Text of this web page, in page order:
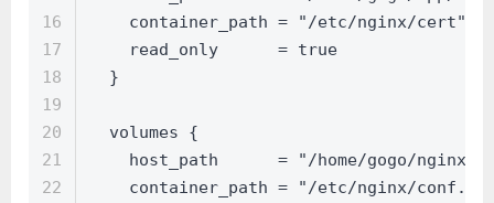
16
17
18
19
20
21
22
    container_path = "/etc/nginx/cert"
    read_only      = true
  }
  volumes {
host_path      = "/home/gogo/nginx/
container_path = "/etc/nginx/conf.d/